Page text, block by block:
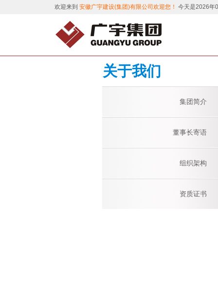
欢迎来到 安徽广宇建设(集团)有限公司欢迎您！ 今天是2026年
关于我们
集团简介
董事长寄语
组织架构
资质证书